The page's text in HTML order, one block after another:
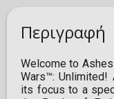
Περιγραφή
Welcome to
Wars™:
its focus to a